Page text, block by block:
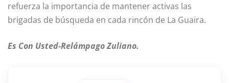
refuerza la importancia de mantener activas las
brigadas de búsqueda en cada rincón de La Guaira.
Es Con Usted-Relámpago Zuliano.